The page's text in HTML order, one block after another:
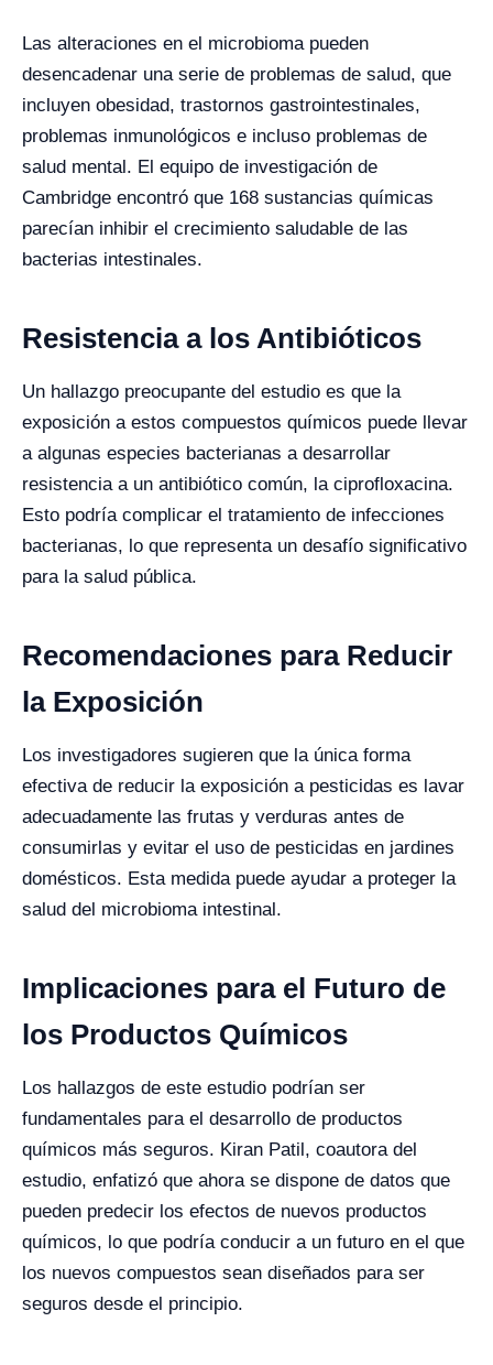
Las alteraciones en el microbioma pueden
desencadenar una serie de problemas de salud, que
incluyen obesidad, trastornos gastrointestinales,
problemas inmunológicos e incluso problemas de
salud mental. El equipo de investigación de
Cambridge encontró que 168 sustancias químicas
parecían inhibir el crecimiento saludable de las
bacterias intestinales.
Resistencia a los Antibióticos
Un hallazgo preocupante del estudio es que la
exposición a estos compuestos químicos puede llevar
a algunas especies bacterianas a desarrollar
resistencia a un antibiótico común, la ciprofloxacina.
Esto podría complicar el tratamiento de infecciones
bacterianas, lo que representa un desafío significativo
para la salud pública.
Recomendaciones para Reducir
la Exposición
Los investigadores sugieren que la única forma
efectiva de reducir la exposición a pesticidas es lavar
adecuadamente las frutas y verduras antes de
consumirlas y evitar el uso de pesticidas en jardines
domésticos. Esta medida puede ayudar a proteger la
salud del microbioma intestinal.
Implicaciones para el Futuro de
los Productos Químicos
Los hallazgos de este estudio podrían ser
fundamentales para el desarrollo de productos
químicos más seguros. Kiran Patil, coautora del
estudio, enfatizó que ahora se dispone de datos que
pueden predecir los efectos de nuevos productos
químicos, lo que podría conducir a un futuro en el que
los nuevos compuestos sean diseñados para ser
seguros desde el principio.